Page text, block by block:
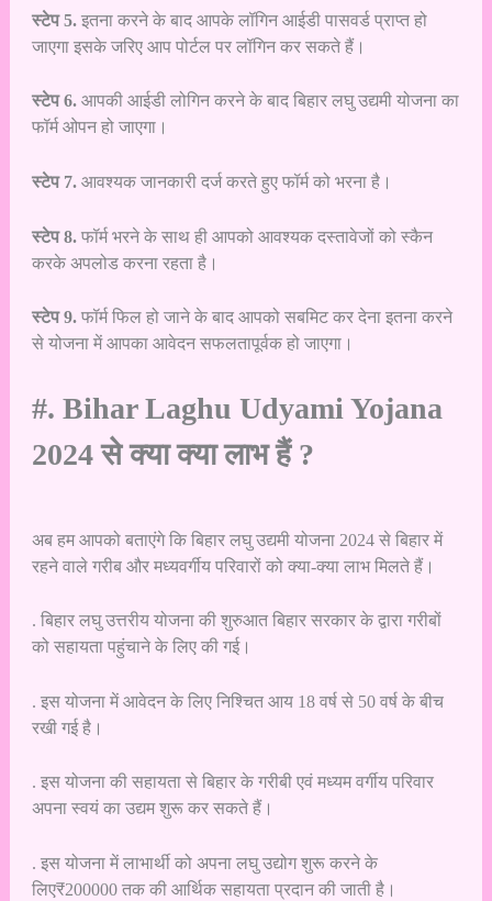
स्टेप 5. इतना करने के बाद आपके लॉगिन आईडी पासवर्ड प्राप्त हो
जाएगा इसके जरिए आप पोर्टल पर लॉगिन कर सकते हैं।
स्टेप 6.आपकी आईडी लोगिन करने के बाद बिहार लघु उद्यमी योजना का
फॉर्म ओपन हो जाएगा।
स्टेप 7. आवश्यक जानकारी दर्ज करते हुए फॉर्म को भरना है।
स्टेप 8. फॉर्म भरने के साथ ही आपको आवश्यक दस्तावेजों को स्कैन
करके अपलोड करना रहता है।
स्टेप 9. फॉर्म फिल हो जाने के बाद आपको सबमिट कर देना इतना करने
से योजना में आपका आवेदन सफलतापूर्वक हो जाएगा।
#. Bihar Laghu Udyami Yojana
2024 से क्या क्या लाभ हैं ?
अब हम आपको बताएंगे कि बिहार लघु उद्यमी योजना 2024 से बिहार में
रहने वाले गरीब और मध्यवर्गीय परिवारों को क्या-क्या लाभ मिलते हैं।
. बिहार लघु उत्तरीय योजना की शुरुआत बिहार सरकार के द्वारा गरीबों
को सहायता पहुंचाने के लिए की गई।
. इस योजना में आवेदन के लिए निश्चित आय 18 वर्ष से 50 वर्ष के बीच
रखी गई है।
. इस योजना की सहायता से बिहार के गरीबी एवं मध्यम वर्गीय परिवार
अपना स्वयं का उद्यम शुरू कर सकते हैं।
. इस योजना में लाभार्थी को अपना लघु उद्योग शुरू करने के
लिए₹200000 तक की आर्थिक सहायता प्रदान की जाती है।